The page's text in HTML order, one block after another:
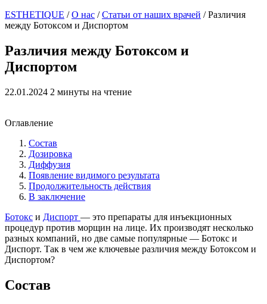
ESTHETIQUE /О нас /Статьи от наших врачей /Различия
между Ботоксом и Диспортом
Различия между Ботоксом и
Диспортом
22.01.2024 2 минуты на чтение
Оглавление
Состав
Дозировка
Диффузия
Появление видимого результата
Продолжительность действия
В заключение
Ботокс и Диспорт — это препараты для инъекционных
процедур против морщин на лице. Их производят несколько
разных компаний, но две самые популярные — Ботокс и
Диспорт. Так в чем же ключевые различия между Ботоксом и
Диспортом?
Состав